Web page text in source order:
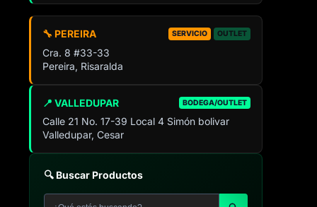
📍 VALLEDUPAR BODEGA/OUTLET
Calle 21 No. 17-39 Local 4 Simón bolivar
Valledupar, Cesar
🔧 PEREIRA SERVICIO OUTLET
Cra. 8 #33-33
Pereira, Risaralda
🔍 Buscar Productos